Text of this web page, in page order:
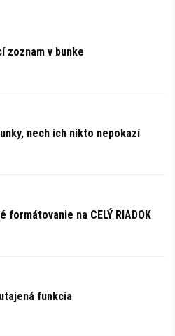
zoznam v bunke
nech ich nikto nepokazí
formátovanie na CELÝ RIADOK
funkcia